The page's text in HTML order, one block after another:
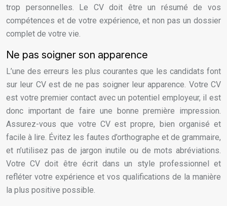
trop personnelles. Le CV doit être un résumé de vos
compétences et de votre expérience, et non pas un dossier
complet de votre vie.
Ne pas soigner son apparence
L’une des erreurs les plus courantes que les candidats font
sur leur CV est de ne pas soigner leur apparence. Votre CV
est votre premier contact avec un potentiel employeur, il est
donc important de faire une bonne première impression.
Assurez-vous que votre CV est propre, bien organisé et
facile à lire. Évitez les fautes d’orthographe et de grammaire,
et n’utilisez pas de jargon inutile ou de mots abréviations.
Votre CV doit être écrit dans un style professionnel et
refléter votre expérience et vos qualifications de la manière
la plus positive possible.